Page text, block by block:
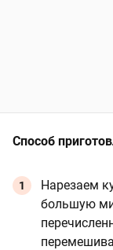
Способ
Нарезаем
большую